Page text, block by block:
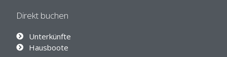
Direkt buchen
Unterkünfte
Hausboote